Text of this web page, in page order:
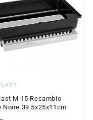
M 15 Recambio
Noire 39.5x25x11cm